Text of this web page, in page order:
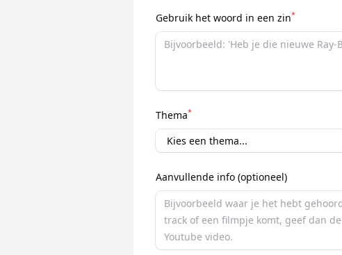
Gebruik het woord in een zin*
Thema*
Aanvullende info (optioneel)